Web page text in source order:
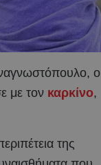
ο
με τον καρκίνο,
της